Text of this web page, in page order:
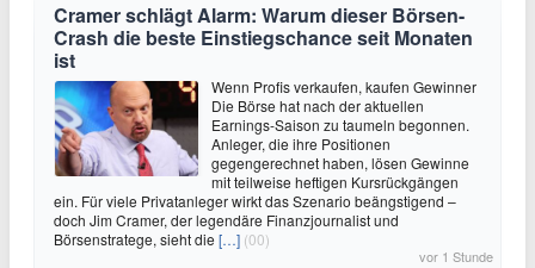
Cramer schlägt Alarm: Warum dieser Börsen-
Crash die beste Einstiegschance seit Monaten
ist
Wenn Profis verkaufen, kaufen Gewinner
Die Börse hat nach der aktuellen
Earnings-Saison zu taumeln begonnen.
Anleger, die ihre Positionen
gegengerechnet haben, lösen Gewinne
mit teilweise heftigen Kursrückgängen
ein. Für viele Privatanleger wirkt das Szenario beängstigend –
doch Jim Cramer, der legendäre Finanzjournalist und
Börsenstratege, sieht die […] (00)
vor 1 Stunde